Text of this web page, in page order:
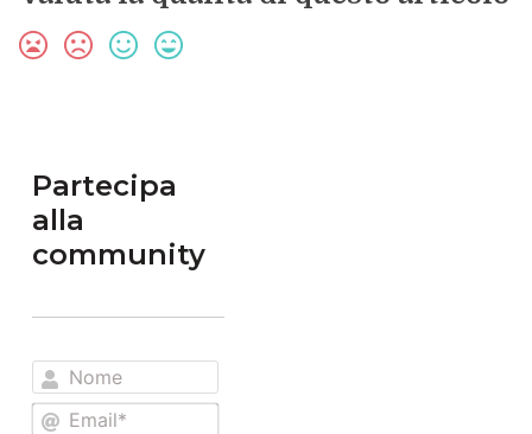
Partecipa
alla
community
Nome
Email*